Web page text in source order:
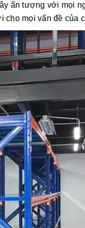
ấn tượng với mọi
cho mọi vấn đề của